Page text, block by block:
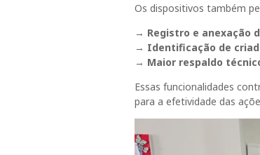
Os dispositivos também
→ Registro e anexação
→ Identificação de
→ Maior respaldo
Essas funcionalidades
para a efetividade das